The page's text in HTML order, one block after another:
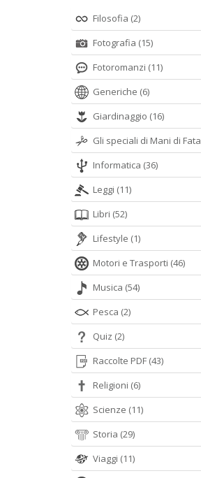
Filosofia (2)
Fotografia (15)
Fotoromanzi (11)
Generiche (6)
Giardinaggio (16)
Gli speciali di Mani di Fata
Informatica (36)
Leggi (11)
Libri (52)
Lifestyle (1)
Motori e Trasporti (46)
Musica (54)
Pesca (2)
Quiz (2)
Raccolte PDF (43)
Religioni (6)
Scienze (11)
Storia (29)
Viaggi (11)